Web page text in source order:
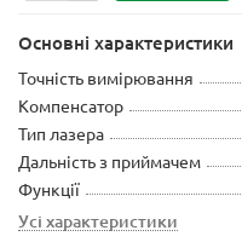
Основні характеристики
Точність вимірювання
Компенсатор
Тип лазера
Дальність з приймачем
Функції
Усі характеристики